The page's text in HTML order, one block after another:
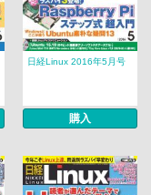
日経Linux 2016年5月号
購入